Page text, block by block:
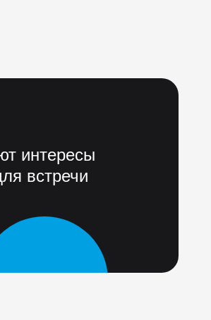
интересы
встречи